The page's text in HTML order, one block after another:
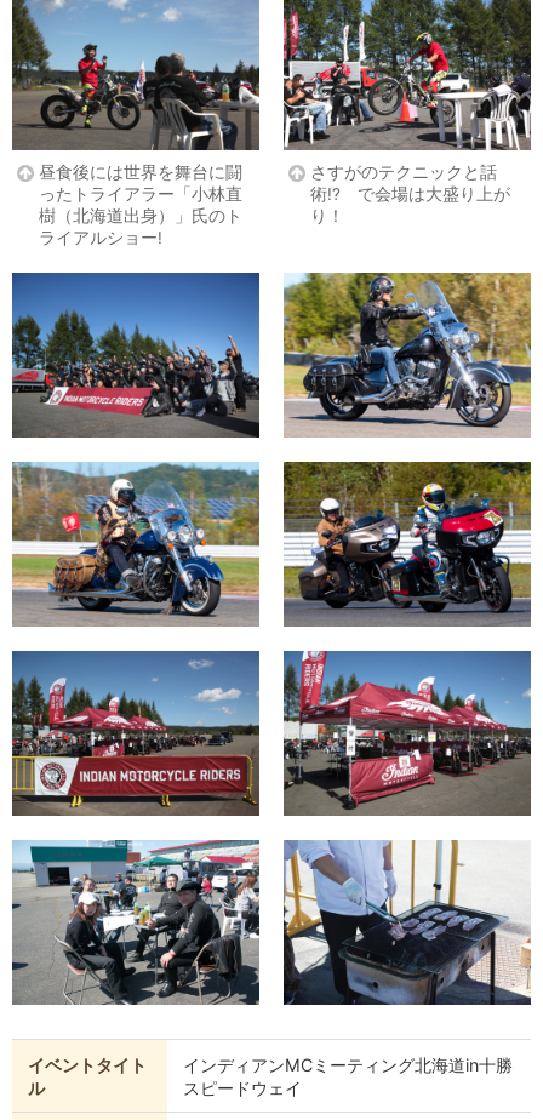
昼食後には世界を舞台に闘
ったトライアラー「小林直
樹（北海道出身）」氏のト
ライアルショー!
さすがのテクニックと話
術!? で会場は大盛り上が
り！
イベントタイト
ル
インディアンMCミーティング北海道in十勝
スピードウェイ